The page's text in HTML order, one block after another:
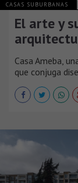
CASAS SUBURBANAS
El arte y
Casa Ameba,
que conjuga